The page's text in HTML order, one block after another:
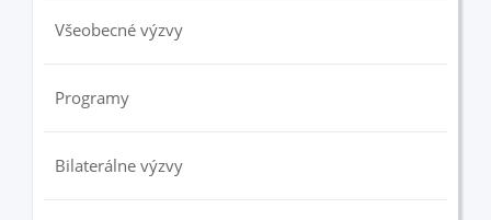
Všeobecné výzvy
Programy
Bilaterálne výzvy